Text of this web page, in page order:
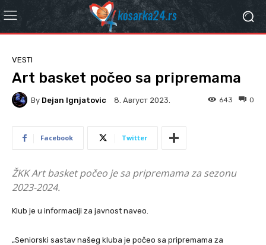
VESTI
Art basket počeo sa pripremama
By Dejan Ignjatovic 8. Август 2023. 0
643
Facebook Twitter
ŽKK Art basket počeo je sa pripremama za sezonu
2023-2024.
Klub je u informaciji za javnost naveo.
„Seniorski sastav našeg kluba je počeo sa pripremama za